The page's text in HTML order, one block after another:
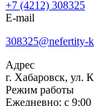
+7 (4212) 308325
E-mail
308325@nefertity-
Адрес
г. Хабаровск, ул.
Режим работы
Ежедневно: с 9:00